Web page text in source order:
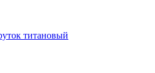
титановый